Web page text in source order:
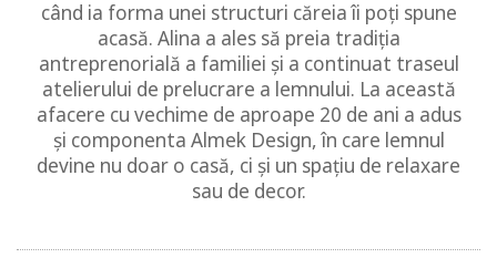
când ia forma unei structuri căreia îi poți spune
acasă. Alina a ales să preia tradiția
antreprenorială a familiei și a continuat traseul
atelierului de prelucrare a lemnului. La această
afacere cu vechime de aproape 20 de ani a adus
și componenta Almek Design, în care lemnul
devine nu doar o casă, ci și un spațiu de relaxare
sau de decor.